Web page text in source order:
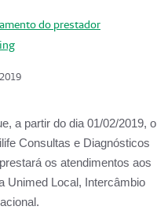
do prestador
a partir do dia 01/02/2019, o
Consultas e Diagnósticos
os atendimentos aos
Unimed Local, Intercâmbio